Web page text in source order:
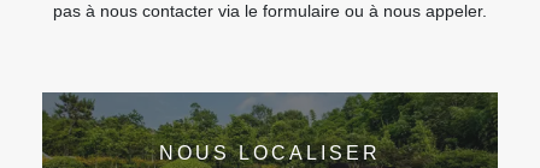
pas à nous contacter via le formulaire ou à nous appeler.
NOUS LOCALISER